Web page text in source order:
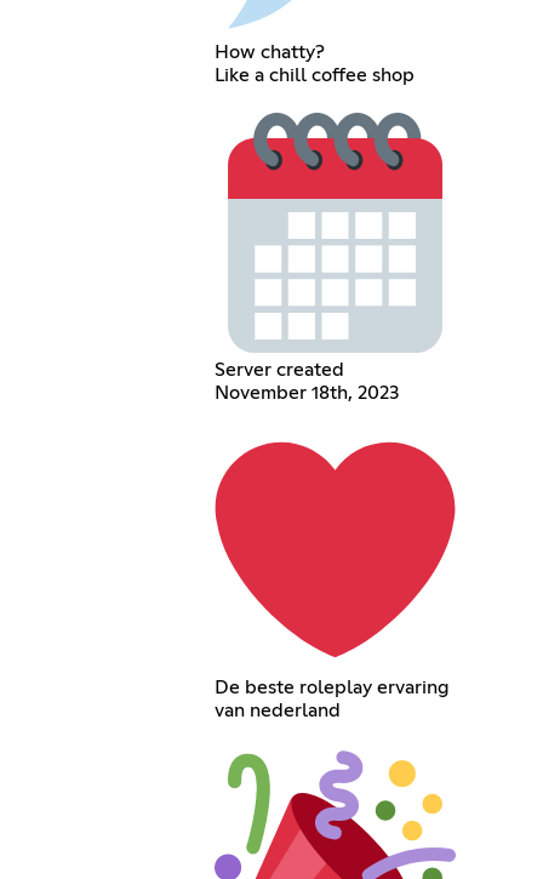
How chatty?
Like a chill coffee shop
Server created
November 18th, 2023
De beste roleplay ervaring
van nederland